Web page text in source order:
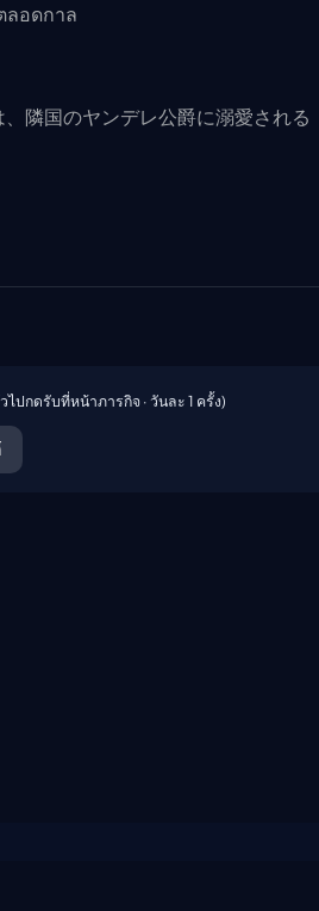
ลอดกาล
隣国のヤンデレ公爵に溺愛される
ปกดรับที่หน้าภารกิจ · วันละ 1 ครั้ง)